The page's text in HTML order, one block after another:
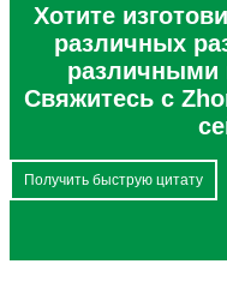
Хотите
различных
различными
Свяжитесь с
Получить быструю цитату